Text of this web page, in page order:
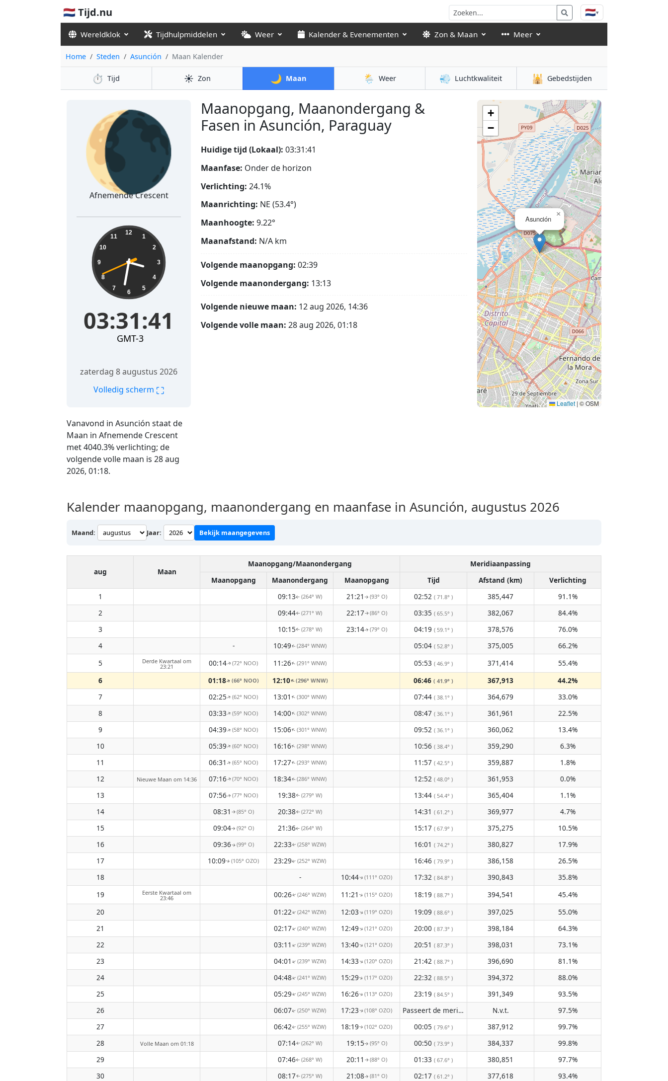
🇳🇱 Tijd.nu 🇳🇱▾
Wereldklok Tijdhulpmiddelen Weer Kalender & Evenementen Zon & Maan Meer
Home Steden Asunción Maan Kalender
⏱️ Tijd ☀️ Zon 🌙 Maan 🌦️ Weer 💨 Luchtkwaliteit 🕌 Gebedstijden
Maanopgang, Maanondergang &
Fasen in Asunción, Paraguay
Vanavond in Asunción staat de
Maan in Afnemende Crescent
met 4040.3% verlichting; de
volgende volle maan is 28 aug
2026, 01:18.
🌘
Afnemende Crescent
03:31:42 12
1
2
3
4
5
6
7
8
9
10
11
03:31:42
GMT-3
zaterdag 8 augustus 2026
Volledig scherm ⛶
Huidige tijd (Lokaal): 03:31:42
Maanfase: Onder de horizon
Verlichting: 24.1%
Maanrichting: NE (53.4°)
Maanhoogte: 9.22°
Maanafstand: N/A km
Volgende maanopgang: 02:39
Volgende maanondergang: 13:13
Volgende nieuwe maan: 12 aug 2026, 14:36
Volgende volle maan: 28 aug 2026, 01:18
Asunción
×
+
−
Leaflet | © OSM
Kalender maanopgang, maanondergang en maanfase in Asunción, augustus 2026
Maand: Jaar: Bekijk maangegevens
aug Maan
Maanopgang/Maanondergang
Meridiaanpassing
Maanopgang
Maanondergang Maanopgang Tijd Afstand (km)
Verlichting
1
09:13↑(264° W) 21:21 ↑ (93° O) 02:52 ( 71.8° ) 385,447
91.1%
2
09:44↑(271° W) 22:17↑ (86° O) 03:35 ( 65.5° ) 382,067
84.4%
3
10:15↑(278° W) 23:14↑(79° O) 04:19 ( 59.1° ) 378,576
76.0%
4
- 10:49↑(284° WNW) 05:04 ( 52.8° ) 375,005
66.2%
5
Derde Kwartaal om
23:21 00:14↑(72° NOO) 11:26↑(291° WNW) 05:53 ( 46.9° ) 371,414
55.4%
6
01:18↑(66° NOO) 12:10↑(296° WNW) 06:46 ( 41.9° ) 367,913
44.2%
7
02:25↑(62° NOO) 13:01↑(300° WNW) 07:44 ( 38.1° ) 364,679
33.0%
8
03:33↑(59° NOO) 14:00↑(302° WNW) 08:47 ( 36.1° ) 361,961
22.5%
9
04:39↑(58° NOO) 15:06↑(301° WNW) 09:52 ( 36.1° ) 360,062
13.4%
10
05:39↑(60° NOO) 16:16↑(298° WNW) 10:56 ( 38.4° ) 359,290
6.3%
11
06:31 ↑(65° NOO) 17:27↑(293° WNW) 11:57 ( 42.5° ) 359,887
1.8%
12
Nieuwe Maan om 14:36 07:16↑(70° NOO) 18:34↑(286° WNW) 12:52 ( 48.0° ) 361,953
0.0%
13
07:56↑(77° NOO) 19:38↑(279° W) 13:44 ( 54.4° ) 365,404
1.1%
14
08:31 ↑(85° O) 20:38↑(272° W) 14:31 ( 61.2° ) 369,977
4.7%
15
09:04↑ (92° O) 21:36↑(264° W) 15:17 ( 67.9° ) 375,275
10.5%
16
09:36↑(99° O) 22:33↑(258° WZW) 16:01 ( 74.2° ) 380,827
17.9%
17
10:09↑(105° OZO) 23:29↑(252° WZW) 16:46 ( 79.9° ) 386,158
26.5%
18
- 10:44↑(111° OZO) 17:32 ( 84.8° ) 390,843
35.8%
19
Eerste Kwartaal om
23:46 00:26↑(246° WZW) 11:21 ↑(115° OZO) 18:19 ( 88.7° ) 394,541
45.4%
20
01:22↑(242° WZW) 12:03↑(119° OZO) 19:09 ( 88.6° ) 397,025
55.0%
21
02:17↑(240° WZW) 12:49↑(121° OZO) 20:00 ( 87.3° ) 398,184
64.3%
22
03:11↑(239° WZW) 13:40↑(121° OZO) 20:51 ( 87.3° ) 398,031
73.1%
23
04:01↑(239° WZW) 14:33↑(120° OZO) 21:42 ( 88.7° ) 396,690
81.1%
24
04:48↑(241° WZW) 15:29↑(117° OZO) 22:32 ( 88.5° ) 394,372
88.0%
25
05:29↑(245° WZW) 16:26↑(113° OZO) 23:19 ( 84.5° ) 391,349
93.5%
26
06:07↑(250° WZW) 17:23↑(108° OZO) Passeert de meridiaan niet ( N.v.t. )
N.v.t.
97.5%
27
06:42↑(255° WZW) 18:19↑(102° OZO) 00:05 ( 79.6° ) 387,912
99.7%
28
Volle Maan om 01:18 07:14↑(262° W) 19:15↑ (95° O) 00:50 ( 73.9° ) 384,337
99.8%
29
07:46↑(268° W) 20:11 ↑ (88° O) 01:33 ( 67.6° ) 380,851
97.7%
30
08:17↑(275° W) 21:08↑(81° O) 02:17 ( 61.2° ) 377,618
93.4%